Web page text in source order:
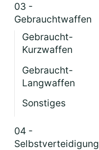
03 -
Gebrauchtwaffen
Gebraucht-
Kurzwaffen
Gebraucht-
Langwaffen
Sonstiges
04 -
Selbstverteidigung